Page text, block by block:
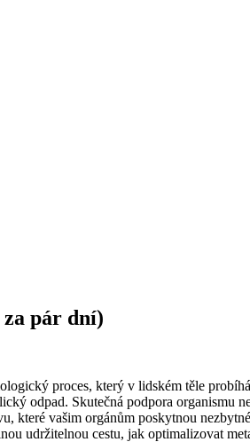
pár dní)
proces, který v lidském těle
odpad. Skutečná podpora
které vašim orgánům poskytnou
udržitelnou cestu, jak optimalizovat